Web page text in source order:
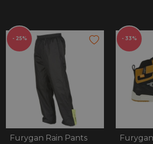
- 25%
Furygan Rain Pants
- 33%